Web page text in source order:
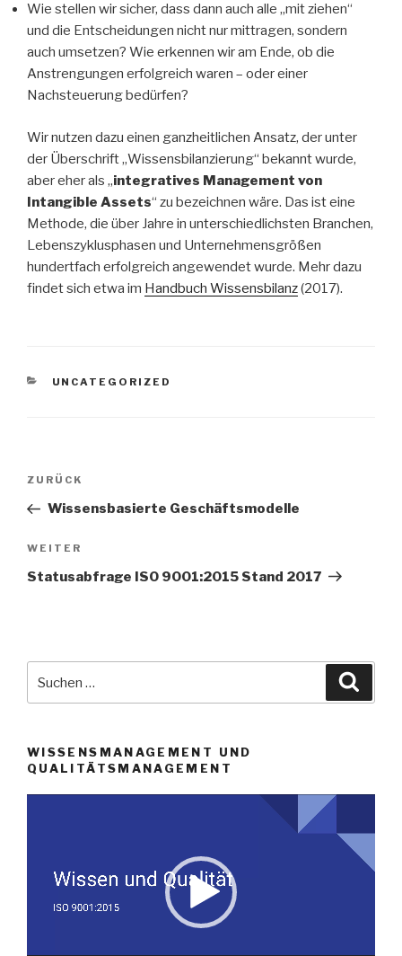
Wie stellen wir sicher, dass dann auch alle „mit ziehen“
und die Entscheidungen nicht nur mittragen, sondern
auch umsetzen? Wie erkennen wir am Ende, ob die
Anstrengungen erfolgreich waren – oder einer
Nachsteuerung bedürfen?
Wir nutzen dazu einen ganzheitlichen Ansatz, der unter
der Überschrift „Wissensbilanzierung“ bekannt wurde,
aber eher als „integratives Management von
Intangible Assets“ zu bezeichnen wäre. Das ist eine
Methode, die über Jahre in unterschiedlichsten Branchen,
Lebenszyklusphasen und Unternehmensgrößen
hundertfach erfolgreich angewendet wurde. Mehr dazu
findet sich etwa im Handbuch Wissensbilanz(2017).
KATEGORIEN
UNCATEGORIZED
Beitragsnavigation
Vorheriger
Beitrag
ZURÜCK
Wissensbasierte Geschäftsmodelle
Nächster
Beitrag
WEITER
Statusabfrage ISO 9001:2015 Stand 2017
nach:
WISSENSMANAGEMENT UND
QUALITÄTSMANAGEMENT